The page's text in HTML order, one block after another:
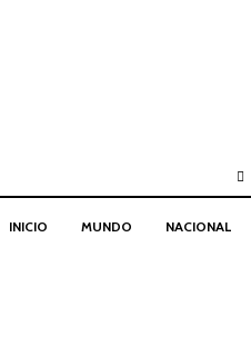
INICIO MUNDO NACIONAL